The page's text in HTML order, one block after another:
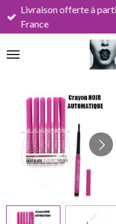
Passer
principal
Livraison offerte à
France